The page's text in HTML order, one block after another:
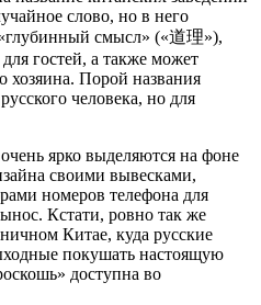
слово, но в него
смысл» («道理»),
гостей, а также может
хозяина. Порой названия
человека, но для
ярко выделяются на фоне
своими вывесками,
номеров телефона для
Кстати, ровно так же
Китае, куда русские
покушать настоящую
доступна во